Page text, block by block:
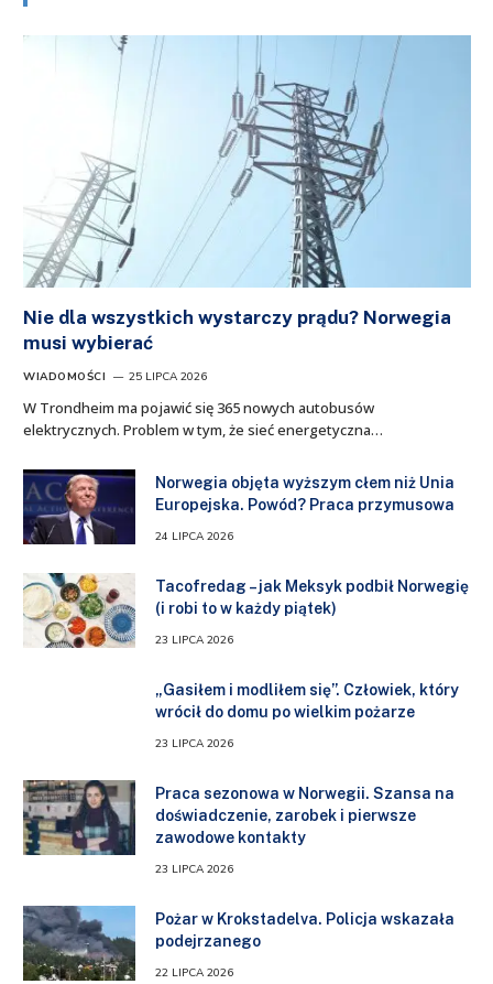
Nie dla wszystkich wystarczy prądu? Norwegia
musi wybierać
WIADOMOŚCI 25 LIPCA 2026
W Trondheim ma pojawić się 365 nowych autobusów
elektrycznych. Problem w tym, że sieć energetyczna…
Norwegia objęta wyższym cłem niż Unia
Europejska. Powód? Praca przymusowa
24 LIPCA 2026
Tacofredag – jak Meksyk podbił Norwegię
(i robi to w każdy piątek)
23 LIPCA 2026
„Gasiłem i modliłem się”. Człowiek, który
wrócił do domu po wielkim pożarze
23 LIPCA 2026
Praca sezonowa w Norwegii. Szansa na
doświadczenie, zarobek i pierwsze
zawodowe kontakty
23 LIPCA 2026
Pożar w Krokstadelva. Policja wskazała
podejrzanego
22 LIPCA 2026